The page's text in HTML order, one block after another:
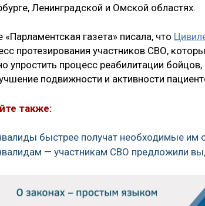
Ленинградской и Омской областях.
«Парламентская газета» писала, что
протезирования участников СВО,
упростить процесс реабилитации
подвижности и активности
также:
быстрее получат необходимые им
— участникам СВО предложили